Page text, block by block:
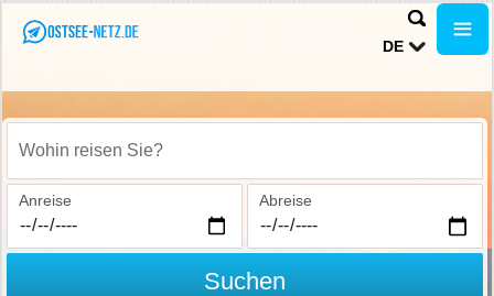
DE
Wohin reisen Sie?
Anreise Abreise
Suchen